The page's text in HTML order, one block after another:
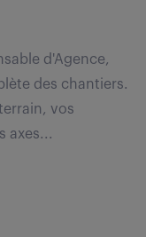
d'Agence,
des chantiers.
vos
axes...